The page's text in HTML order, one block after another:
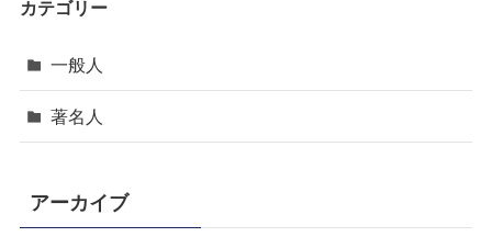
カテゴリー
一般人
著名人
アーカイブ